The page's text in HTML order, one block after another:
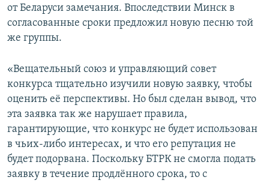
от Беларуси замечания. Впоследствии Минск в
согласованные сроки предложил новую песню той
же группы.
«Вещательный союз и управляющий совет
конкурса тщательно изучили новую заявку, чтобы
оценить её перспективы. Но был сделан вывод, что
эта заявка так же нарушает правила,
гарантирующие, что конкурс не будет использован
в чьих-либо интересах, и что его репутация не
будет подорвана. Поскольку БТРК не смогла подать
заявку в течение продлённого срока, то с